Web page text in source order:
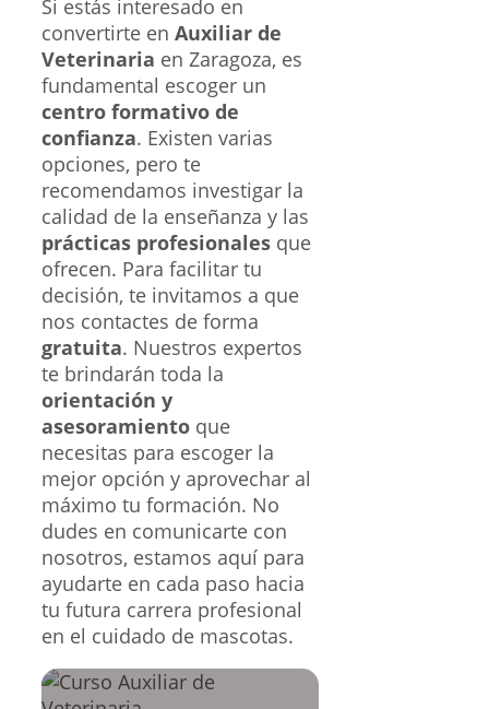
Si estás interesado en
convertirte en Auxiliar de
Veterinaria en Zaragoza, es
fundamental escoger un
centro formativo de
confianza. Existen varias
opciones, pero te
recomendamos investigar la
calidad de la enseñanza y las
prácticas profesionales que
ofrecen. Para facilitar tu
decisión, te invitamos a que
nos contactes de forma
gratuita. Nuestros expertos
te brindarán toda la
orientación y
asesoramiento que
necesitas para escoger la
mejor opción y aprovechar al
máximo tu formación. No
dudes en comunicarte con
nosotros, estamos aquí para
ayudarte en cada paso hacia
tu futura carrera profesional
en el cuidado de mascotas.